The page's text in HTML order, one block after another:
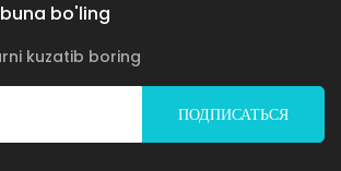
bo'ling
kuzatib boring